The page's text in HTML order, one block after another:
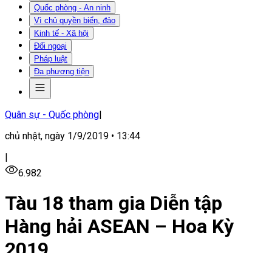
Quốc phòng - An ninh
Vì chủ quyền biển, đảo
Kinh tế - Xã hội
Đối ngoại
Pháp luật
Đa phương tiện
Quân sự - Quốc phòng|
chủ nhật, ngày 1/9/2019 • 13:44
|
6.982
Tàu 18 tham gia Diễn tập
Hàng hải ASEAN – Hoa Kỳ